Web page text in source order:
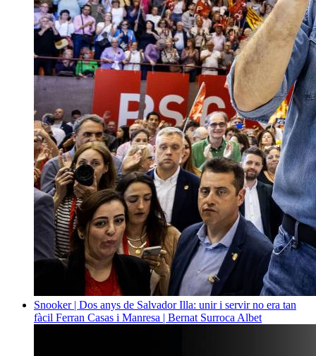
Snooker | Dos anys de Salvador Illa: unir i servir no era tan
fàcil Ferran Casas i Manresa | Bernat Surroca Albet